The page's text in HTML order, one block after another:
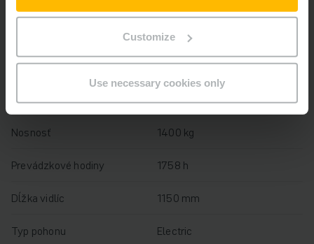
Customize
Use necessary cookies only
2024
Rok 2022
Výška zdvihu 122 mm
Nosnosť 1400 kg
Prevádzkové hodiny 1758 h
Dĺžka vidlíc 1150 mm
Typ pohonu Electric